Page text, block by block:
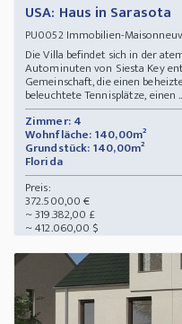
USA: Haus in Sarasota
PU0052Immobilien-
Die Villa befindet sich in der
Autominuten von Siesta Key
Gemeinschaft, die einen
beleuchtete Tennisplätze, einen
Zimmer: 4
Wohnfläche: 140,00m²
Grundstück: 140,00m²
Florida
Preis:
372.500,00 €
~ 319.382,00 £
~ 412.060,00 $